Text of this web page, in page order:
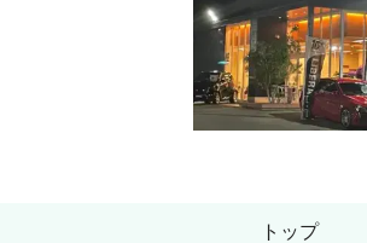
お客様の評価
トップ